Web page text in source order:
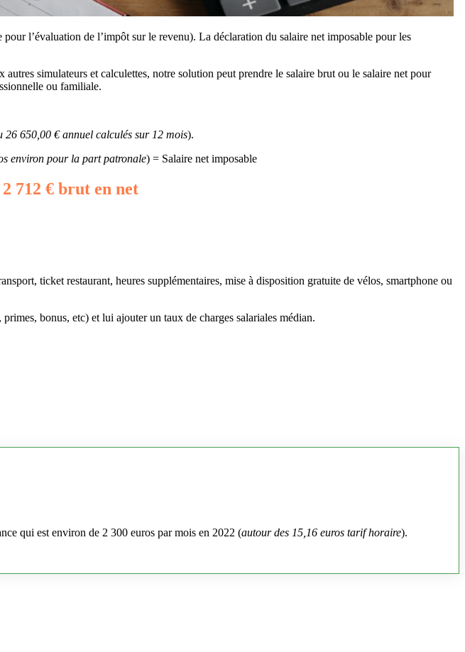
l’évaluation de l’impôt sur le revenu). La déclaration du salaire net imposable pour les
simulateurs et calculettes, notre solution peut prendre le salaire brut ou le salaire net pour
ou familiale.
26 650,00 € annuel calculés sur 12 mois).
environ pour la part patronale) = Salaire net imposable
712 € brut en net
ticket restaurant, heures supplémentaires, mise à disposition gratuite de vélos, smartphone ou
bonus, etc) et lui ajouter un taux de charges salariales médian.
qui est environ de 2 300 euros par mois en 2022 (autour des 15,16 euros tarif horaire).